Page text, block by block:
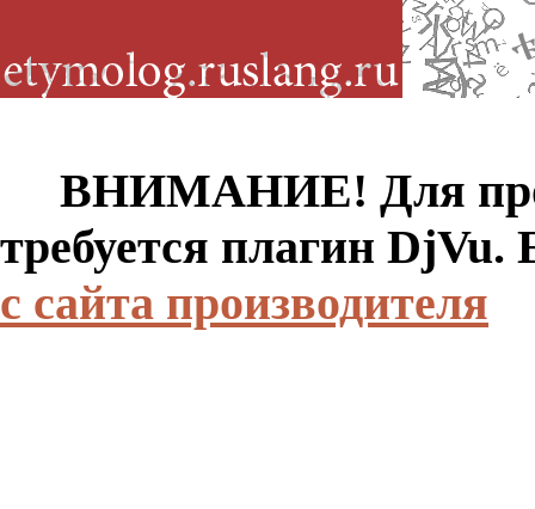
ВНИМАНИЕ! Для
требуется плагин
с сайта производителя